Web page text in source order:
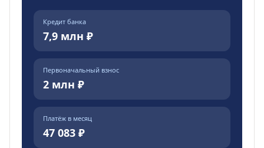
Кредит банка
7,9 млн ₽
Первоначальный взнос
2 млн ₽
Платёж в месяц
47 083 ₽